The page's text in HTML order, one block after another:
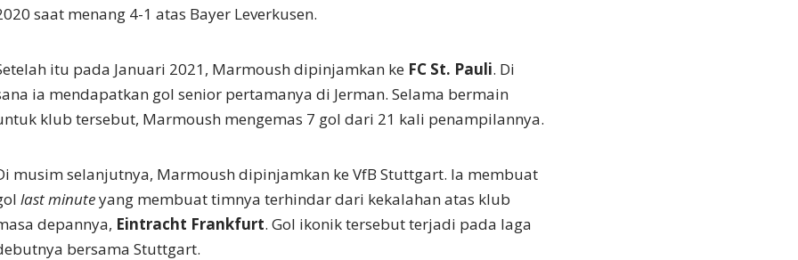
saat menang 4-1 atas Bayer Leverkusen.
itu pada Januari 2021, Marmoush dipinjamkan ke FC St. Pauli. Di
ia mendapatkan gol senior pertamanya di Jerman. Selama bermain
klub tersebut, Marmoush mengemas 7 gol dari 21 kali penampilannya.
musim selanjutnya, Marmoush dipinjamkan ke VfB Stuttgart. Ia membuat
last minuteyang membuat timnya terhindar dari kekalahan atas klub
depannya, Eintracht Frankfurt. Gol ikonik tersebut terjadi pada laga
bersama Stuttgart.